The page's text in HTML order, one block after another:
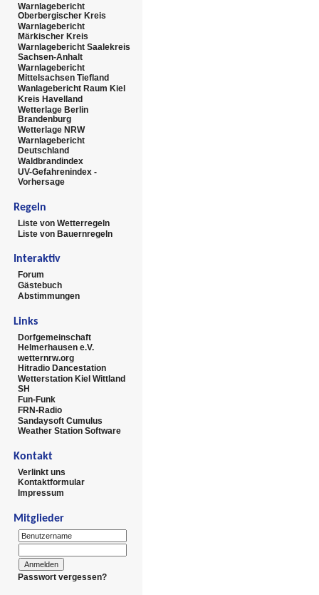
Warnlagebericht
Oberbergischer Kreis
Warnlagebericht
Märkischer Kreis
Warnlagebericht Saalekreis
Sachsen-Anhalt
Warnlagebericht
Mittelsachsen Tiefland
Wanlagebericht Raum Kiel
Kreis Havelland
Wetterlage Berlin
Brandenburg
Wetterlage NRW
Warnlagebericht
Deutschland
Waldbrandindex
UV-Gefahrenindex -
Vorhersage
Regeln
Liste von Wetterregeln
Liste von Bauernregeln
Interaktiv
Forum
Gästebuch
Abstimmungen
Links
Dorfgemeinschaft
Helmerhausen e.V.
wetternrw.org
Hitradio Dancestation
Wetterstation Kiel Wittland
SH
Fun-Funk
FRN-Radio
Sandaysoft Cumulus
Weather Station Software
Kontakt
Verlinkt uns
Kontaktformular
Impressum
Mitglieder
Passwort vergessen?